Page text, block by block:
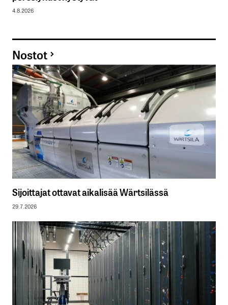
4.8.2026
Nostot
Sijoittajat ottavat aikalisää Wärtsilässä
29.7.2026